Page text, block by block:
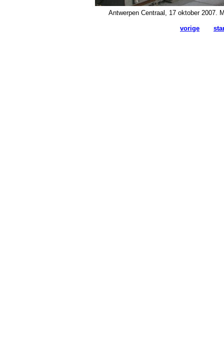
Antwerpen Centraal, 17 oktober 2007.
vorige